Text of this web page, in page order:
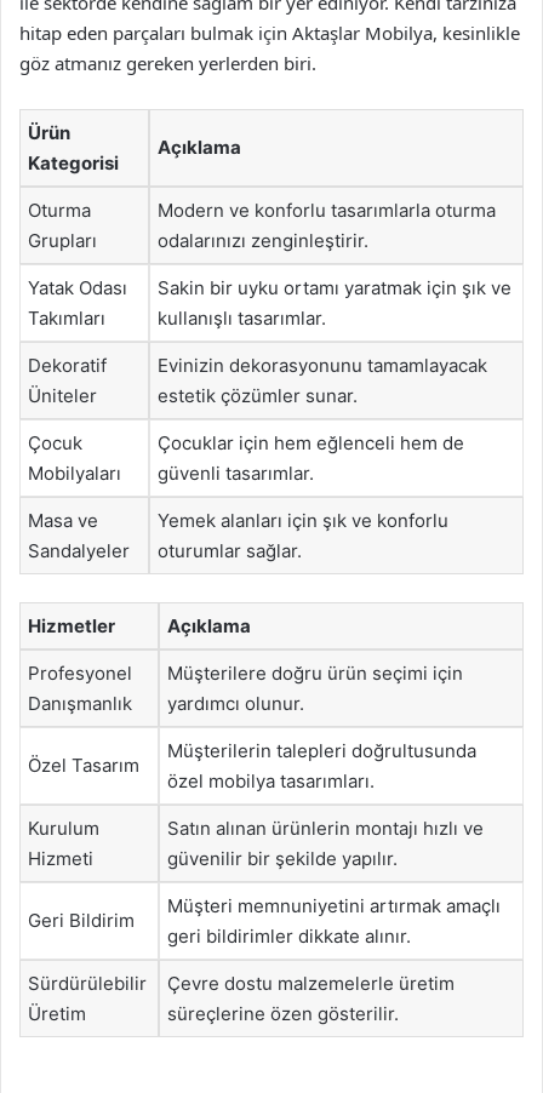
hitap eden parçaları bulmak için Aktaşlar Mobilya, kesinlikle
göz atmanız gereken yerlerden biri.
Ürün
Kategorisi
Açıklama
Oturma
Grupları
Modern ve konforlu tasarımlarla oturma
odalarınızı zenginleştirir.
Yatak Odası
Takımları
Sakin bir uyku ortamı yaratmak için şık ve
kullanışlı tasarımlar.
Dekoratif
Üniteler
Evinizin dekorasyonunu tamamlayacak
estetik çözümler sunar.
Çocuk
Mobilyaları
Çocuklar için hem eğlenceli hem de
güvenli tasarımlar.
Masa ve
Sandalyeler
Yemek alanları için şık ve konforlu
oturumlar sağlar.
Hizmetler Açıklama
Profesyonel
Danışmanlık
Müşterilere doğru ürün seçimi için
yardımcı olunur.
Özel Tasarım
Müşterilerin talepleri doğrultusunda
özel mobilya tasarımları.
Kurulum
Hizmeti
Satın alınan ürünlerin montajı hızlı ve
güvenilir bir şekilde yapılır.
Geri Bildirim
Müşteri memnuniyetini artırmak amaçlı
geri bildirimler dikkate alınır.
Sürdürülebilir
Üretim
Çevre dostu malzemelerle üretim
süreçlerine özen gösterilir.